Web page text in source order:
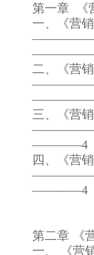
第一章 《
一、《营
二、《营
三、《营
————4
四、《营
————4
第二章 《
一、 《营